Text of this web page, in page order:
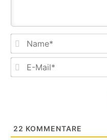
22 KOMMENTARE